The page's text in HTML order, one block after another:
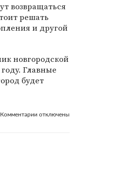
возвращаться
решать
и другой
новгородской
Главные
будет
Комментарии отключены